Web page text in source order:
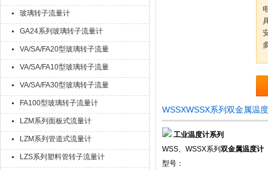
玻璃转子流量计
GA24系列玻璃转子流量计
VA/SA/FA20型玻璃转子流量
计
VA/SA/FA10型玻璃转子流量
计
VA/SA/FA30型玻璃转子流量
计
FA100型玻璃转子流量计
LZM系列面板式流量计
LZM系列管道式流量计
LZS系列塑料管转子流量计
WSSXWSSX系列双金属温
工业温度计系列
WSS、WSSX系列 双金属温度计
型号：